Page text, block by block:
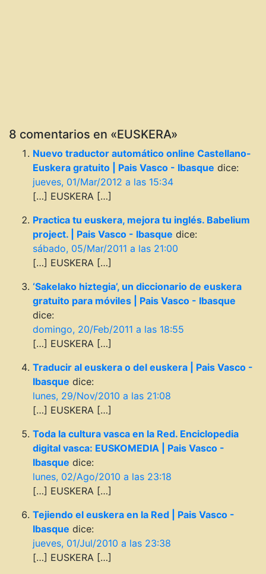
8 comentarios en «EUSKERA»
Nuevo traductor automático online Castellano-
Euskera gratuito | Pais Vasco - Ibasque dice:
jueves, 01/Mar/2012 a las 15:34
[…] EUSKERA […]
Practica tu euskera, mejora tu inglés. Babelium
project. | Pais Vasco - Ibasque dice:
sábado, 05/Mar/2011 a las 21:00
[…] EUSKERA […]
‘Sakelako hiztegia’, un diccionario de euskera
gratuito para móviles | Pais Vasco - Ibasque
dice:
domingo, 20/Feb/2011 a las 18:55
[…] EUSKERA […]
Traducir al euskera o del euskera | Pais Vasco -
Ibasque dice:
lunes, 29/Nov/2010 a las 21:08
[…] EUSKERA […]
Toda la cultura vasca en la Red. Enciclopedia
digital vasca: EUSKOMEDIA | Pais Vasco -
Ibasque dice:
lunes, 02/Ago/2010 a las 23:18
[…] EUSKERA […]
Tejiendo el euskera en la Red | Pais Vasco -
Ibasque dice:
jueves, 01/Jul/2010 a las 23:38
[…] EUSKERA […]